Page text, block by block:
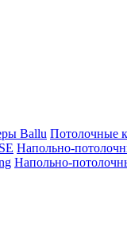
Ballu Потолочные
Напольно-
Напольно-